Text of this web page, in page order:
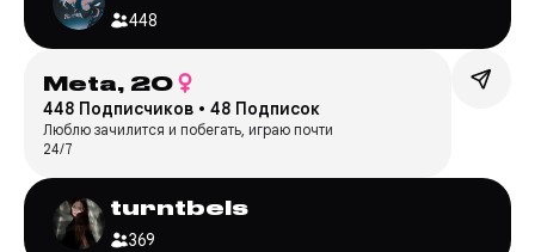
448
Meta, 20
448 Подписчиков • 48 Подписок
Люблю зачилится и побегать, играю почти
24/7
turntbels
369